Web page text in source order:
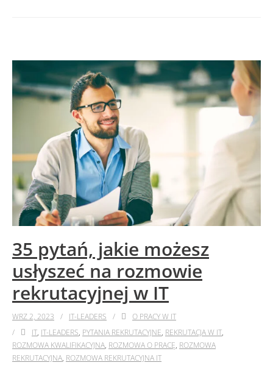
35 pytań, jakie możesz
usłyszeć na rozmowie
rekrutacyjnej w IT
WRZ 2, 2023 IT-LEADERS
O PRACY W IT
IT, IT-LEADERS, PYTANIA REKRUTACYJNE, REKRUTACJA W IT,
ROZMOWA KWALIFIKACYJNA, ROZMOWA O PRACĘ, ROZMOWA
REKRUTACYJNA, ROZMOWA REKRUTACYJNA IT